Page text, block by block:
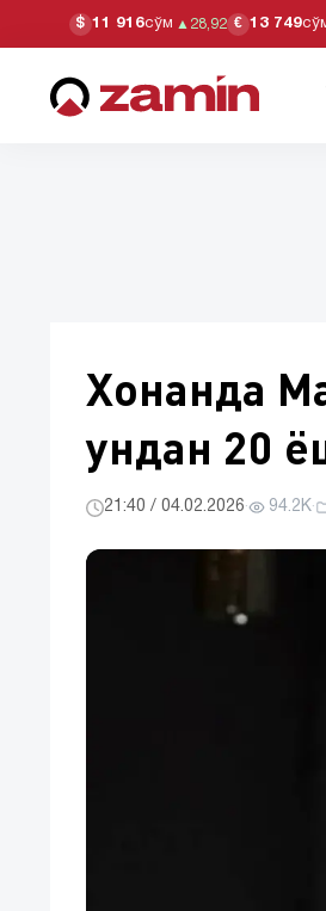
$ 11 916сўм ▲ 28,92 € 13 749
Хонанда
ундан 20
21:40 / 04.02.2026· 94.2K·